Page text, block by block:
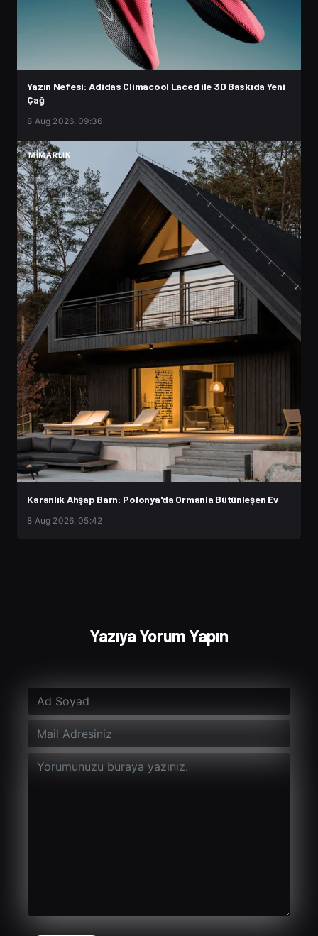
Yazın Nefesi: Adidas Climacool Laced ile 3D Baskıda Yeni
Çağ
8 Aug 2026, 09:36
MIMARLIK
Karanlık Ahşap Barn: Polonya'da Ormanla Bütünleşen Ev
8 Aug 2026, 05:42
Yazıya Yorum Yapın